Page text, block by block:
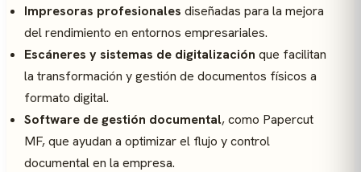
Impresoras profesionales diseñadas para la mejora
del rendimiento en entornos empresariales.
Escáneres y sistemas de digitalización que facilitan
la transformación y gestión de documentos físicos a
formato digital.
Software de gestión documental, como Papercut
MF, que ayudan a optimizar el flujo y control
documental en la empresa.